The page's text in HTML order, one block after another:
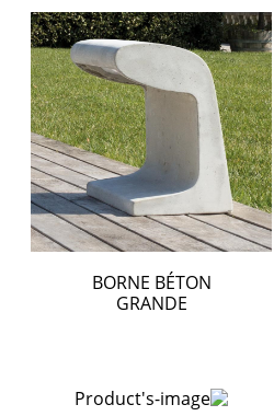
BORNE BÉTON
GRANDE